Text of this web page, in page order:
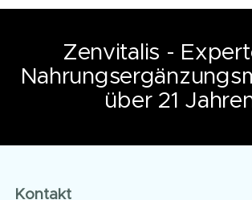
Zenvitalis -
über 21
Kontakt